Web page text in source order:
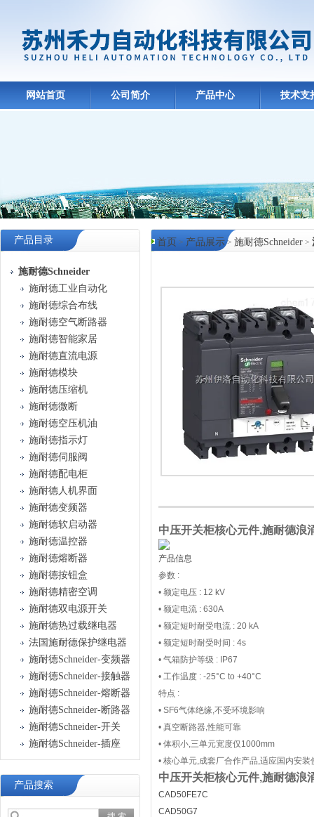
网站首页 公司简介 产品中心 技术支
产品目录
施耐德Schneider
施耐德工业自动化
施耐德综合布线
施耐德空气断路器
施耐德智能家居
施耐德直流电源
施耐德模块
施耐德压缩机
施耐德微断
施耐德空压机油
施耐德指示灯
施耐德伺服阀
施耐德配电柜
施耐德人机界面
施耐德变频器
施耐德软启动器
施耐德温控器
施耐德熔断器
施耐德按钮盒
施耐德精密空调
施耐德双电源开关
施耐德热过载继电器
法国施耐德保护继电器
施耐德Schneider-变频器
施耐德Schneider-接触器
施耐德Schneider-熔断器
施耐德Schneider-断路器
施耐德Schneider-开关
施耐德Schneider-插座
产品搜索
首页 > 产品展示> 施耐德Schneider >
中压开关柜核心元件,施耐德浪
产品信息
参数 :
• 额定电压 : 12 kV
• 额定电流 : 630A
• 额定短时耐受电流 : 20 kA
• 额定短时耐受时间 : 4s
• 气箱防护等级 : IP67
• 工作温度 : -25°C to +40°C
特点 :
• SF6气体绝缘,不受环境影响
• 真空断路器,性能可靠
• 体积小,三单元宽度仅1000mm
• 核心单元,成套厂合作产品,适应国内安装
中压开关柜核心元件,施耐德浪
CAD50FE7C
CAD50G7